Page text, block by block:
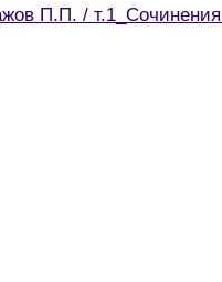
П.П. / т.1_Сочинения